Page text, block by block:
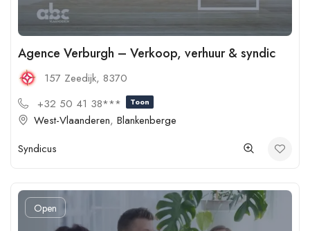
Agence Verburgh – Verkoop, verhuur & syndic
157 Zeedijk, 8370
+32 50 41 38***
Toon
West-Vlaanderen, Blankenberge
Syndicus
Open